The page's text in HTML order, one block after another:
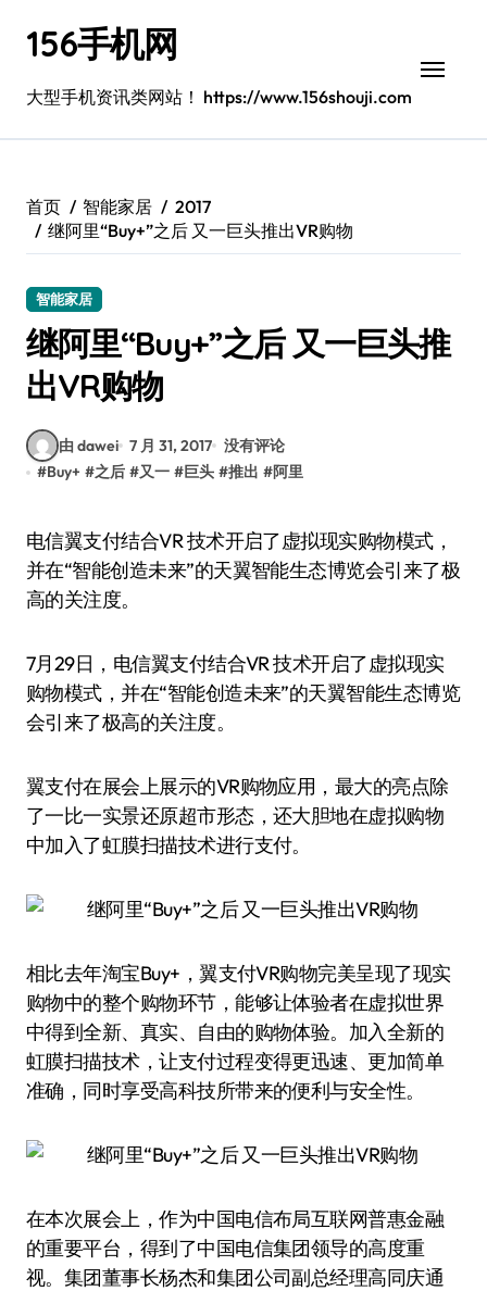
156手机网
大型手机资讯类网站！ https://www.156shouji.com
首页 智能家居
2017
继阿里“Buy+”之后 又一巨头推出VR购物
智能家居
继阿里“Buy+”之后 又一巨头推
出VR购物
由 dawei 7 月 31, 2017 没有评论
#Buy+ #之后 #又一 #巨头 #推出 #阿里
电信翼支付结合VR 技术开启了虚拟现实购物模式，
并在“智能创造未来”的天翼智能生态博览会引来了极
高的关注度。
7月29日，电信翼支付结合VR 技术开启了虚拟现实
购物模式，并在“智能创造未来”的天翼智能生态博览
会引来了极高的关注度。
翼支付在展会上展示的VR购物应用，最大的亮点除
了一比一实景还原超市形态，还大胆地在虚拟购物
中加入了虹膜扫描技术进行支付。
相比去年淘宝Buy+，翼支付VR购物完美呈现了现实
购物中的整个购物环节，能够让体验者在虚拟世界
中得到全新、真实、自由的购物体验。加入全新的
虹膜扫描技术，让支付过程变得更迅速、更加简单
准确，同时享受高科技所带来的便利与安全性。
在本次展会上，作为中国电信布局互联网普惠金融
的重要平台，得到了中国电信集团领导的高度重
视。集团董事长杨杰和集团公司副总经理高同庆通